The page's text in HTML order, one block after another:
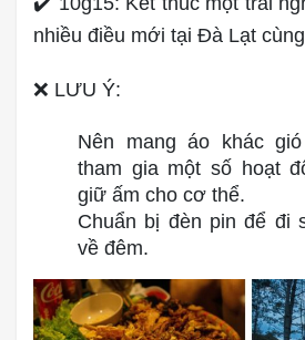
nhiều điều mới tại Đà Lạt
❌ LƯU Ý:
Nên mang áo khác
tham gia một số hoạt
giữ ấm cho cơ thể.
Chuẩn bị đèn pin để đi
về đêm.